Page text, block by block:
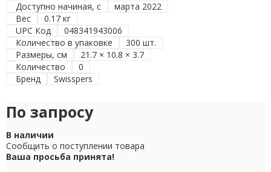
Доступно начиная, с
марта 2022
Вес
0.17 кг
UPC Код
048341943006
Количество в упаковке
300 шт.
Размеры, см
21.7 × 10.8 × 3.7
Количество
0
Бренд
Swisspers
По запросу
В наличии
Сообщить о поступлении товара
Ваша просьба принята!